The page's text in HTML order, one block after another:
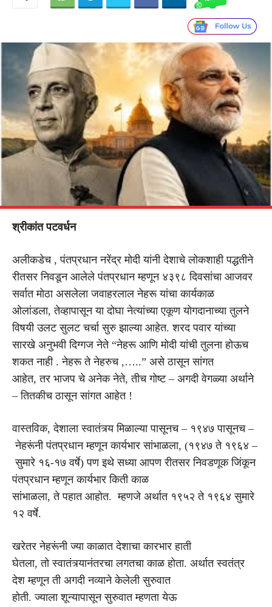
श्रीकांतपटवर्धन
अलीकडेच , पंतप्रधान नरेंद्र मोदी यांनी देशाचे लोकशाही पद्धतीने
रीतसर निवडून आलेले पंतप्रधान म्हणून ४३९८ दिवसांचा आजवर
सर्वात मोठा असलेला जवाहरलाल नेहरू यांचा कार्यकाळ
ओलांडला, तेव्हापासून या दोघा नेत्यांच्या एकूण योगदानाच्या तुलने
विषयी उलट सुलट चर्चा सुरु झाल्या आहेत. शरद पवार यांच्या
सारखे अनुभवी दिग्गज नेते “नेहरू आणि मोदी यांची तुलना होऊच
शकत नाही . नेहरू ते नेहरुच ,…..” असे ठासून सांगत
आहेत, तर भाजप चे अनेक नेते, तीच गोष्ट – अगदी वेगळ्या अर्थाने
– तितकीच ठासून सांगत आहेत !
वास्तविक, देशाला स्वातंत्र्य मिळाल्या पासूनच – १९४७ पासूनच –
नेहरूंनी पंतप्रधान म्हणून कार्यभार सांभाळला, (१९४७ ते १९६४ –
सुमारे १६-१७ वर्षे) पण इथे सध्या आपण रीतसर निवडणूक जिंकून
पंतप्रधान म्हणून कार्यभार किती काळ
सांभाळला, ते पहात आहोत. म्हणजे अर्थात १९५२ ते १९६४ सुमारे
१२ वर्षे.
खरेतर नेहरूंनी ज्या काळात देशाचा कारभार हाती
घेतला, तो स्वातंत्र्यानंतरचा लगतचा काळ होता. अर्थात स्वतंत्र
देश म्हणून ती अगदी नव्याने केलेली सुरुवात
होती. ज्याला शून्यापासून सुरुवात म्हणता येऊ